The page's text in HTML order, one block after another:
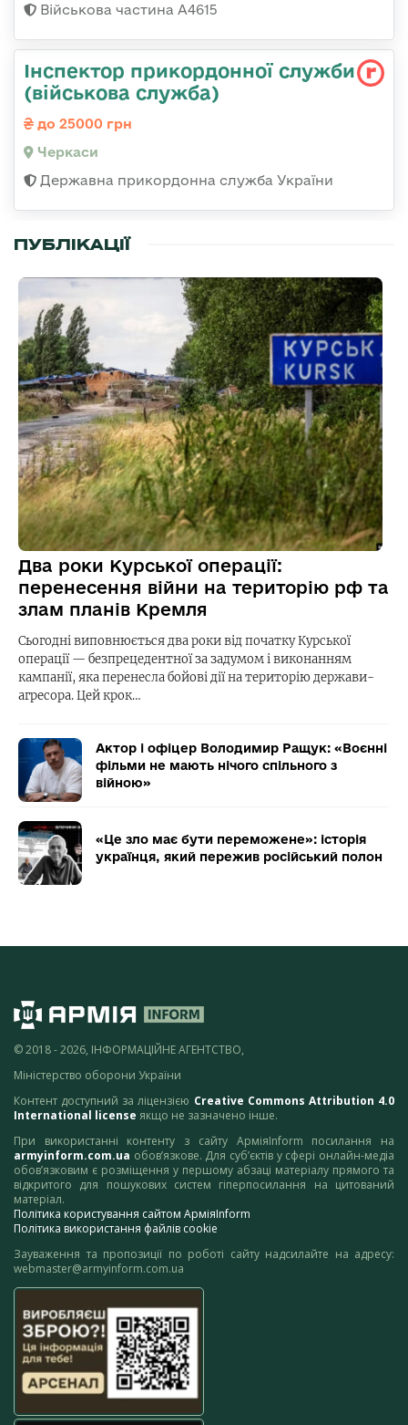
Військова частина А4615
Інспектор прикордонної служби
(військова служба)
до 25000 грн
Черкаси
Державна прикордонна служба України
ПУБЛІКАЦІЇ
Два роки Курської операції:
перенесення війни на територію рф та
злам планів Кремля
Сьогодні виповнюється два роки від початку Курської
операції — безпрецедентної за задумом і виконанням
кампанії, яка перенесла бойові дії на територію держави-
агресора. Цей крок…
Актор і офіцер Володимир Ращук: «Воєнні
фільми не мають нічого спільного з
війною»
«Це зло має бути переможене»: історія
українця, який пережив російський полон
© 2018 - 2026, ІНФОРМАЦІЙНЕ АГЕНТСТВО,
Міністерство оборони України
Контент доступний за ліцензією Creative Commons Attribution 4.0
International license якщо не зазначено інше.
При використанні контенту з сайту АрміяInform посилання на
armyinform.com.ua обов’язкове. Для суб’єктів у сфері онлайн-медіа
обов’язковим є розміщення у першому абзаці матеріалу прямого та
відкритого для пошукових систем гіперпосилання на цитований
матеріал.
Політика користування сайтом АрміяInform
Політика використання файлів cookie
Зауваження та пропозиції по роботі сайту надсилайте на адресу:
webmaster@armyinform.com.ua